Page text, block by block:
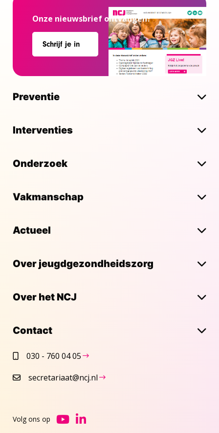
Onze nieuwsbrief ontvangen?
Schrijf je in
Preventie
Interventies
Onderzoek
Vakmanschap
Actueel
Over jeugdgezondheidszorg
Over het NCJ
Contact
030 - 760 04 05
secretariaat@ncj.nl
Volg ons op
Ga
Ga